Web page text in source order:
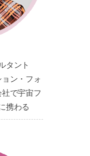
タント
ン・フォ
で宇宙フ
携わる